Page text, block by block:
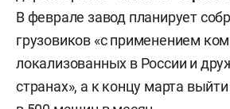
В феврале завод планирует
грузовиков «с применением
локализованных в России и
странах», а к концу марта